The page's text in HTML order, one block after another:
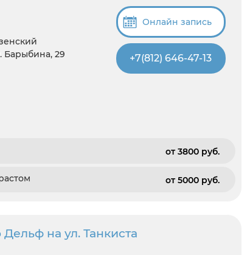
Барыбина, 29
Онлайн запись
+7(812) 646-47-13
от 3800 pуб.
от 5000 pуб.
на ул. Танкиста